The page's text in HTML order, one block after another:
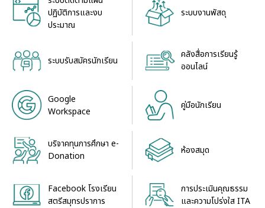
ปฏิบัติการและงบ
ประมาณ
ระบบงานพัสดุ
ระบบรับสมัครนักเรียน
คลังสื่อการเรียนรู้
ออนไลน์
Google
Workspace
คู่มือนักเรียน
บริจาคทุนการศึกษา e-
Donation
ห้องสมุด
Facebook โรงเรียน
สตรีสมุทรปราการ
การประเมินคุณธรรม
และความโปร่งใส ITA